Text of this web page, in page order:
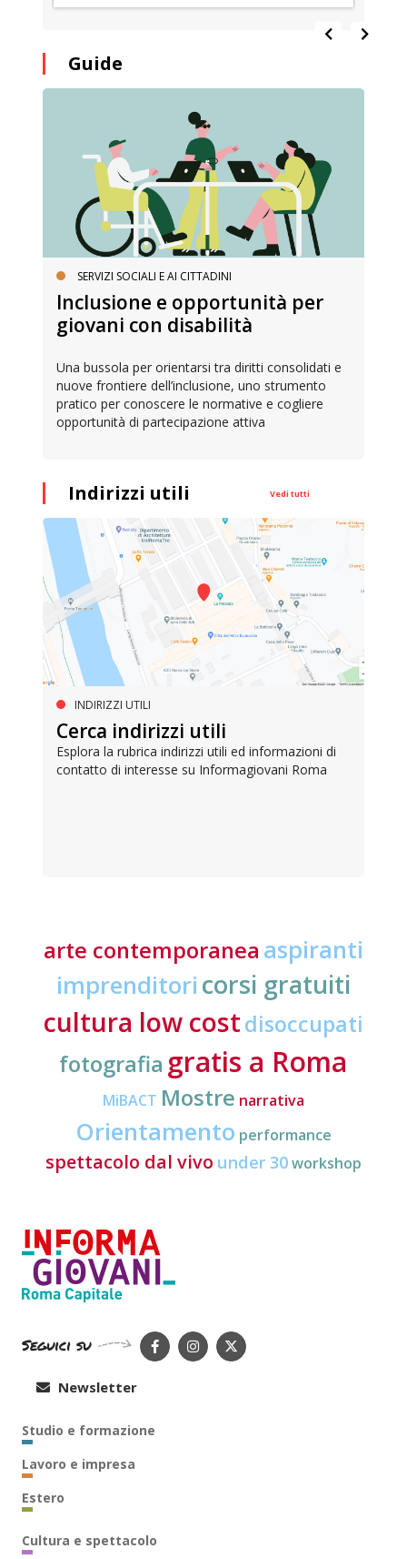
Guide
SERVIZI SOCIALI E AI CITTADINI
Inclusione e opportunità per
giovani con disabilità
Una bussola per orientarsi tra diritti consolidati e
nuove frontiere dell’inclusione, uno strumento
pratico per conoscere le normative e cogliere
opportunità di partecipazione attiva
Indirizzi utili Vedi tutti
INDIRIZZI UTILI
Cerca indirizzi utili
Esplora la rubrica indirizzi utili ed informazioni di
contatto di interesse su Informagiovani Roma
arte contemporanea aspiranti
imprenditori corsi gratuiti
cultura low costdisoccupati
fotografia gratis a Roma
MiBACT Mostre narrativa
Orientamento performance
spettacolo dal vivo under 30workshop
Seguici su
Newsletter
Studio e formazione
Lavoro e impresa
Estero
Cultura e spettacolo